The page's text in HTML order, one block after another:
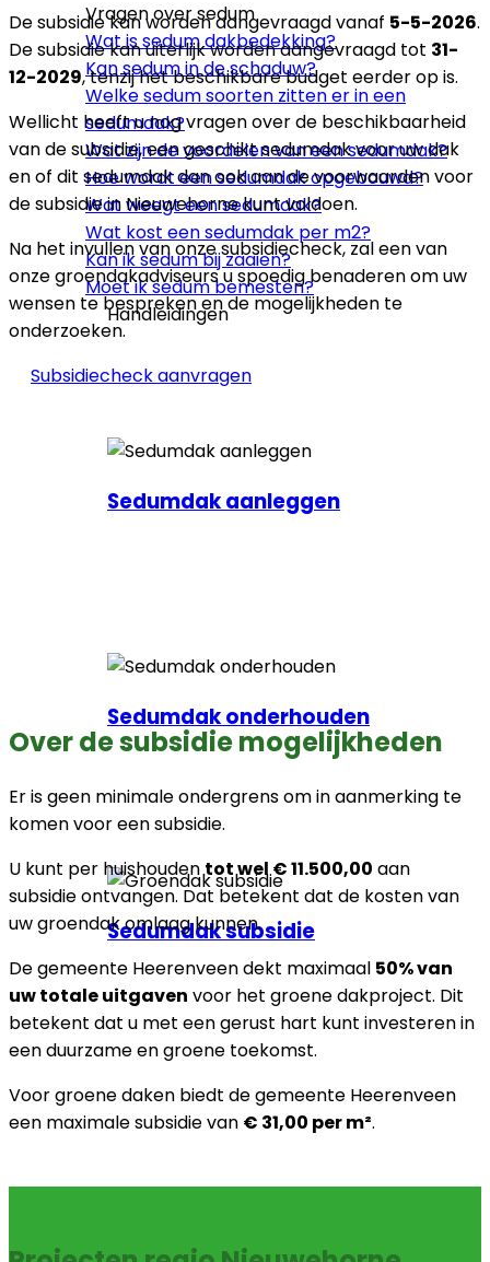
Vragen over sedum
Wat is sedum dakbedekking?
Kan sedum in de schaduw?
Welke sedum soorten zitten er in een
sedumdak?
Wat zijn de voordelen van een sedumdak?
Hoe wordt een sedumdak opgebouwd?
Wat weegt een sedumdak?
Wat kost een sedumdak per m2?
Kan ik sedum bij zaaien?
Moet ik sedum bemesten?
Handleidingen
Sedumdak aanleggen
Sedumdak onderhouden
Sedumdak subsidie
De subsidie kan worden aangevraagd vanaf 5-5-2026.
De subsidie kan uiterlijk worden aangevraagd tot 31-
12-2029, tenzij het beschikbare budget eerder op is.
Wellicht heeft u nog vragen over de beschikbaarheid
van de subsidie, een geschikt sedumdak voor uw dak
en of dit sedumdak dan ook aan de voorwaarden voor
de subsidie in Nieuwehorne kunt voldoen.
Na het invullen van onze subsidiecheck, zal een van
onze groendakadviseurs u spoedig benaderen om uw
wensen te bespreken en de mogelijkheden te
onderzoeken.
Subsidiecheck aanvragen
Over de subsidie mogelijkheden
Er is geen minimale ondergrens om in aanmerking te
komen voor een subsidie.
U kunt per huishoudentot wel € 11.500,00 aan
subsidie ontvangen. Dat betekent dat de kosten van
uw groendak omlaag kunnen.
De gemeente Heerenveen dekt maximaal 50% van
uw totale uitgaven voor het groene dakproject. Dit
betekent dat u met een gerust hart kunt investeren in
een duurzame en groene toekomst.
Voor groene daken biedt de gemeente Heerenveen
een maximale subsidie van € 31,00 per m².